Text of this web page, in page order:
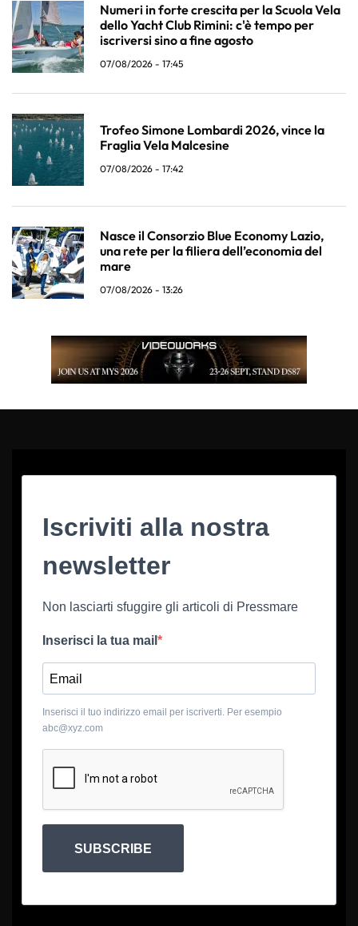
Numeri in forte crescita per la Scuola Vela
dello Yacht Club Rimini: c'è tempo per
iscriversi sino a fine agosto
07/08/2026 - 17:45
Trofeo Simone Lombardi 2026, vince la
Fraglia Vela Malcesine
07/08/2026 - 17:42
Nasce il Consorzio Blue Economy Lazio,
una rete per la filiera dell’economia del
mare
07/08/2026 - 13:26
Iscriviti alla nostra
newsletter
Non lasciarti sfuggire gli articoli di Pressmare
Inserisci la tua mail
Inserisci il tuo indirizzo email per iscriverti. Per esempio
abc@xyz.com
SUBSCRIBE